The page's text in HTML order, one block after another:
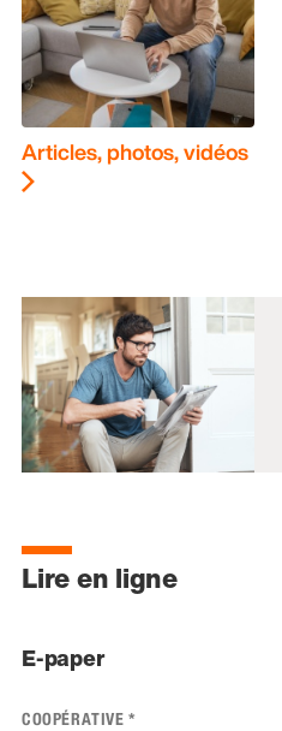
Articles, photos, vidéos
Lire en ligne
E-paper
COOPÉRATIVE *